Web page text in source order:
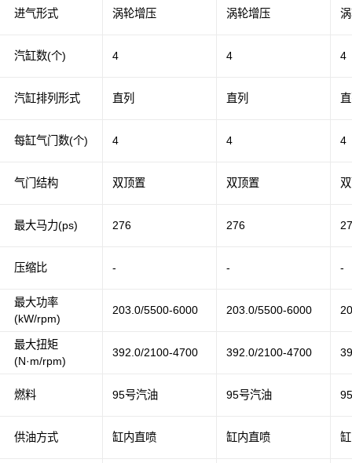
进气形式
汽缸数(个)
汽缸排列形式
每缸气门数(个)
气门结构
最大马力(ps)
压缩比
最大功率
(kW/rpm)
最大扭矩
(N·m/rpm)
燃料
供油方式
涡轮增压 涡轮增压
4 4 4
直列 直列
4 4 4
双顶置 双顶置
276 276
- - -
203.0/5500-6000 203.0/5500-6000
392.0/2100-4700 392.0/2100-4700
95号汽油 95号汽油
缸内直喷 缸内直喷